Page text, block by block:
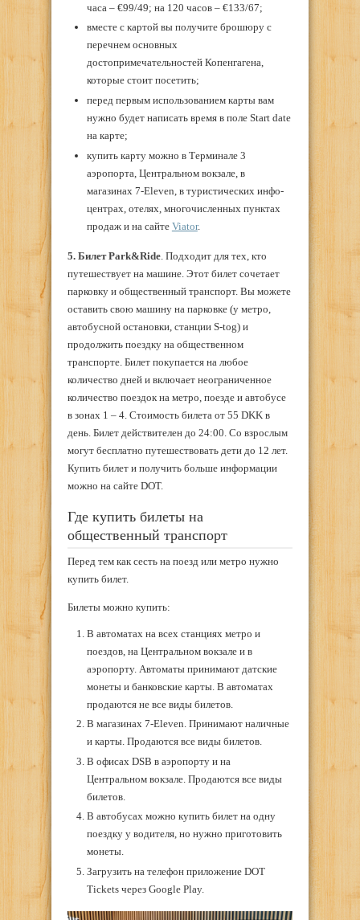
часа – €99/49; на 120 часов – €133/67;
вместе с картой вы получите брошюру с
перечнем основных
достопримечательностей Копенгагена,
которые стоит посетить;
перед первым использованием карты вам
нужно будет написать время в поле Start date
на карте;
купить карту можно в Терминале 3
аэропорта, Центральном вокзале, в
магазинах 7-Eleven, в туристических инфо-
центрах, отелях, многочисленных пунктах
продаж и на сайте Viator.
5. БилетPark&Ride. Подходит для тех, кто
путешествует на машине. Этот билет сочетает
парковку и общественный транспорт. Вы можете
оставить свою машину на парковке (у метро,
автобусной остановки, станции S-tog) и
продолжить поездку на общественном
транспорте. Билет покупается на любое
количество дней и включает неограниченное
количество поездок на метро, поезде и автобусе
в зонах 1 – 4. Стоимость билета от 55 DKK в
день. Билет действителен до 24:00. Со взрослым
могут бесплатно путешествовать дети до 12 лет.
Купить билет и получить больше информации
можно на сайте DOT.
Где купить билеты на
общественный транспорт
Перед тем как сесть на поезд или метро нужно
купить билет.
Билеты можно купить:
В автоматах на всех станциях метро и
поездов, на Центральном вокзале и в
аэропорту. Автоматы принимают датские
монеты и банковские карты. В автоматах
продаются не все виды билетов.
В магазинах 7-Eleven. Принимают наличные
и карты. Продаются все виды билетов.
В офисах DSB в аэропорту и на
Центральном вокзале. Продаются все виды
билетов.
В автобусах можно купить билет на одну
поездку у водителя, но нужно приготовить
монеты.
Загрузить на телефон приложение DOT
Tickets через Google Play.